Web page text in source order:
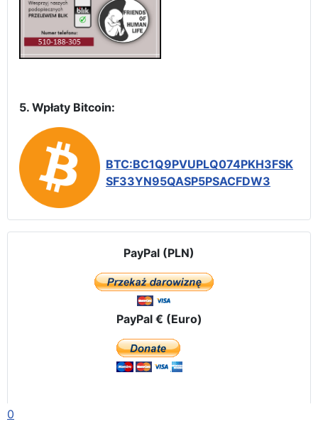
0
5. Wpłaty Bitcoin:
BTC:BC1Q9PVUPLQ074PKH3FSK
SF33YN95QASP5PSACFDW3
PayPal (PLN)
PayPal € (Euro)